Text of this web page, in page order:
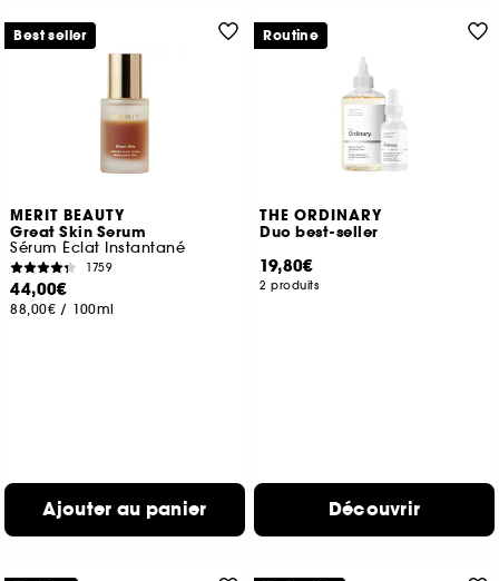
MERIT BEAUTY
Great Skin Serum
Sérum Éclat Instantané
1759
44,00€
88,00€ / 100ml
Ajouter au panier
Best seller
THE ORDINARY
Duo best-seller
19,80€
2 produits
Découvrir
Routine